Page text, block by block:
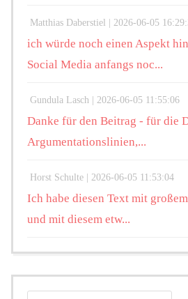
Matthias Daberstiel | 2026-06-05
ich würde noch einen Aspekt
Social Media anfangs noc...
Gundula Lasch | 2026-06-05 11:55:06
Danke für den Beitrag - für die
Argumentationslinien,...
Horst Schulte | 2026-06-05 11:53:04
Ich habe diesen Text mit
und mit diesem etw...